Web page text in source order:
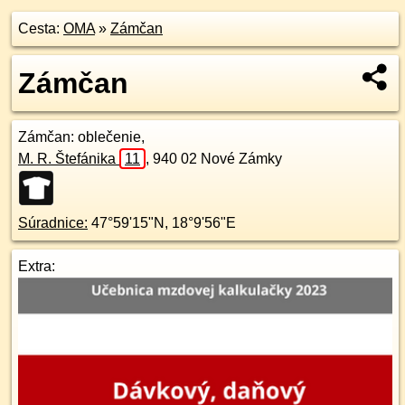
Cesta: OMA» Zámčan
Zámčan
Zámčan: oblečenie,
M. R. Štefánika
11 , 940 02 Nové Zámky
Súradnice: 47°59'15"N , 18°9'56"E
Extra: